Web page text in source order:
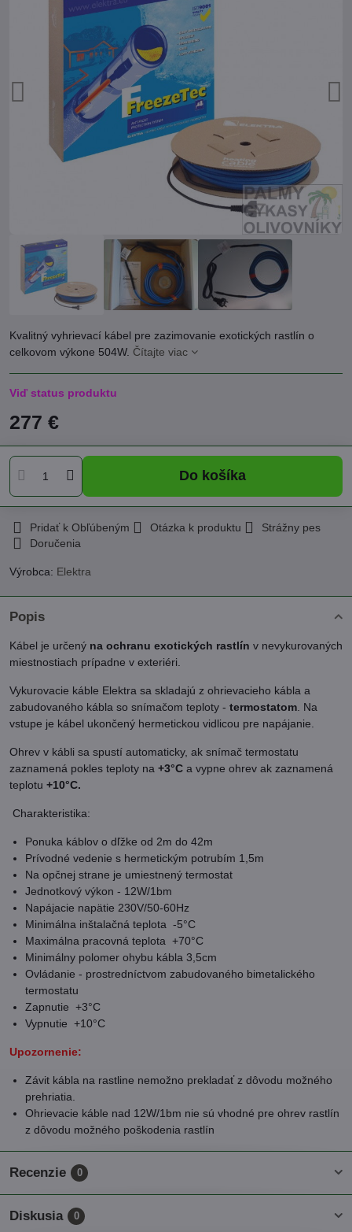
Kvalitný vyhrievací kábel pre zazimovanie exotických rastlín o
celkovom výkone 504W. Čítajte viac
Viď status produktu
277 €
Do košíka
Pridať k Obľúbeným Otázka k produktu
Strážny pes
Doručenia
Výrobca: Elektra
Popis
Kábel je určený na ochranu exotických rastlín v nevykurovaných
miestnostiach prípadne v exteriéri.
Vykurovacie káble Elektra sa skladajú z ohrievacieho kábla a
zabudovaného kábla so snímačom teploty - termostatom . Na
vstupe je kábel ukončený hermetickou vidlicou pre napájanie.
Ohrev v kábli sa spustí automaticky, ak snímač termostatu
zaznamená pokles teploty na +3°C a vypne ohrev ak zaznamená
teplotu +10°C.
Charakteristika:
Ponuka káblov o dľžke od 2m do 42m
Prívodné vedenie s hermetickým potrubím 1,5m
Na opčnej strane je umiestnený termostat
Jednotkový výkon - 12W/1bm
Napájacie napätie 230V/50-60Hz
Minimálna inštalačná teplota -5°C
Maximálna pracovná teplota +70°C
Minimálny polomer ohybu kábla 3,5cm
Ovládanie - prostredníctvom zabudovaného bimetalického
termostatu
Zapnutie +3°C
Vypnutie +10°C
Upozornenie:
Závit kábla na rastline nemožno prekladať z dôvodu možného
prehriatia.
Ohrievacie káble nad 12W/1bm nie sú vhodné pre ohrev rastlín
z dôvodu možného poškodenia rastlín
Recenzie 0
Diskusia 0